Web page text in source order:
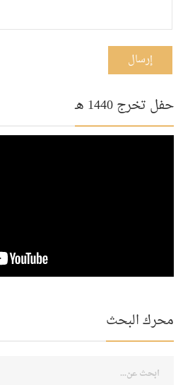
إرسال
حفل تخرج 1440 هـ
محرك البحث